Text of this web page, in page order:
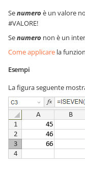
Senumero è un valore
#VALORE!
Senumero non è un
Come applicare la
Esempi
La figura seguente